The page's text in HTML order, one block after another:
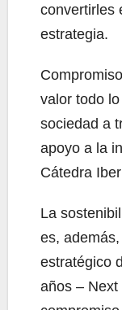
convertirles
estrategia.
valor todo
sociedad a
apoyo a la
Cátedra
La
es,
estratégico
años –